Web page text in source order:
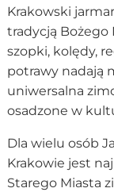
Krakowski
tradycją Bożego
szopki, kolędy,
potrawy nadają
uniwersalna
osadzone w
Dla wielu osób
Krakowie jest
Starego Miasta